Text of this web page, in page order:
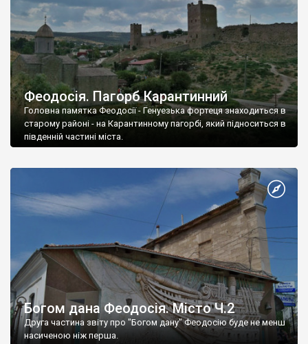
Феодосія. Пагорб Карантинний
Головна памятка Феодосії - Генуезька фортеця знаходиться в
старому районі - на Карантинному пагорбі, який підноситься в
південній частині міста.
Богом дана Феодосія. Місто Ч.2
Друга частина звіту про "Богом дану" Феодосію буде не менш
насиченою ніж перша.